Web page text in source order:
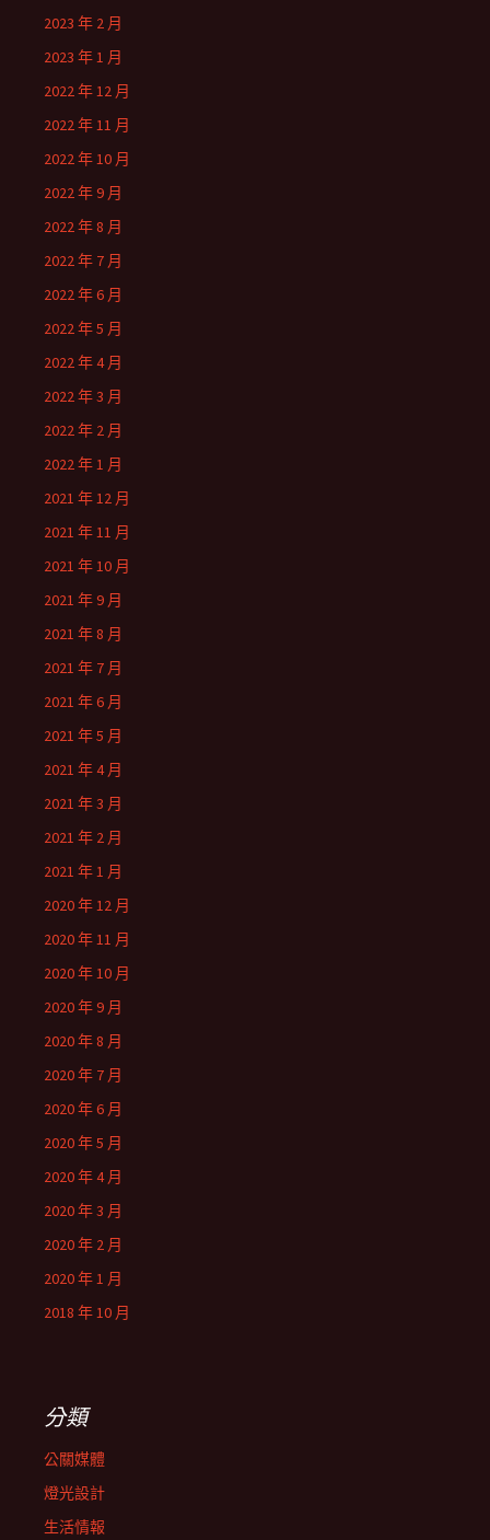
2023 年 2 月
2023 年 1 月
2022 年 12 月
2022 年 11 月
2022 年 10 月
2022 年 9 月
2022 年 8 月
2022 年 7 月
2022 年 6 月
2022 年 5 月
2022 年 4 月
2022 年 3 月
2022 年 2 月
2022 年 1 月
2021 年 12 月
2021 年 11 月
2021 年 10 月
2021 年 9 月
2021 年 8 月
2021 年 7 月
2021 年 6 月
2021 年 5 月
2021 年 4 月
2021 年 3 月
2021 年 2 月
2021 年 1 月
2020 年 12 月
2020 年 11 月
2020 年 10 月
2020 年 9 月
2020 年 8 月
2020 年 7 月
2020 年 6 月
2020 年 5 月
2020 年 4 月
2020 年 3 月
2020 年 2 月
2020 年 1 月
2018 年 10 月
分類
公關媒體
燈光設計
生活情報